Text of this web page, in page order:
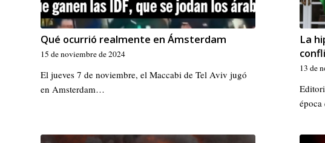
Qué ocurrió realmente en Ámsterdam
15 de noviembre de 2024
El jueves 7 de noviembre, el Maccabi de Tel Aviv jugó
en Amsterdam…
La
13 de